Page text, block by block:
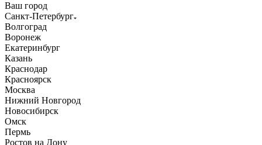
Ваш город
Санкт-Петербург
Волгоград
Воронеж
Екатеринбург
Казань
Краснодар
Красноярск
Москва
Нижний Новгород
Новосибирск
Омск
Пермь
Ростов на Дону